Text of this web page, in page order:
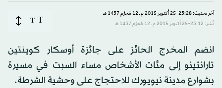
آخر تحديث: 23:28-25 أكتوبر 2015 م ـ 12 مُحرَّم 1437 هـ
نُشر: 23:12-25 أكتوبر 2015 م ـ 12 مُحرَّم 1437 هـ
T
T
انضم المخرج الحائز على جائزة أوسكار كوينتين
تارانتينو إلى مئات الأشخاص مساء السبت في مسيرة
بشوارع مدينة نيويورك للاحتجاج على وحشية الشرطة.